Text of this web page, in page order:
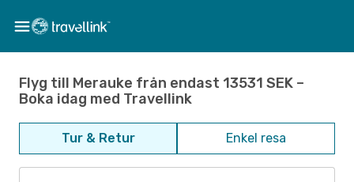
Flyg till Merauke från endast 13531 SEK –
Boka idag med Travellink
Tur & Retur Enkel resa